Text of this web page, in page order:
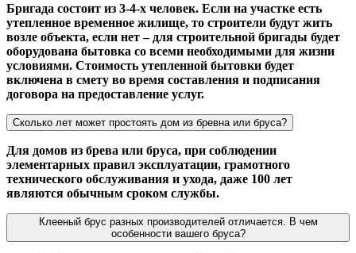
Бригада состоит из 3-4-х человек. Если на участке есть
утепленное временное жилище, то строители будут жить
возле объекта, если нет – для строительной бригады будет
оборудована бытовка со всеми необходимыми для жизни
условиями. Стоимость утепленной бытовки будет
включена в смету во время составления и подписания
договора на предоставление услуг.
Сколько лет может простоять дом из бревна или бруса?
Для домов из брева или бруса, при соблюдении
элементарных правил эксплуатации, грамотного
технического обслуживания и ухода, даже 100 лет
являются обычным сроком службы.
Клееный брус разных производителей отличается. В чем
особенности вашего бруса?